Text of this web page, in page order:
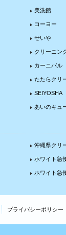
美洗館
コーヨー
せいや
クリーニン
カーニバル
たたらクリ
SEIYOSHA
あいのキュ
沖縄県クリ
ホワイト急
ホワイト急
プライバシーポリシー